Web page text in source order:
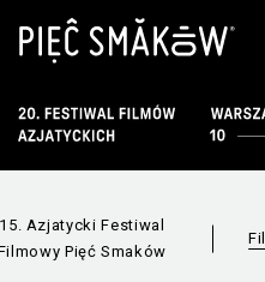
15. Azjatycki Festiwal
Pięć Smaków